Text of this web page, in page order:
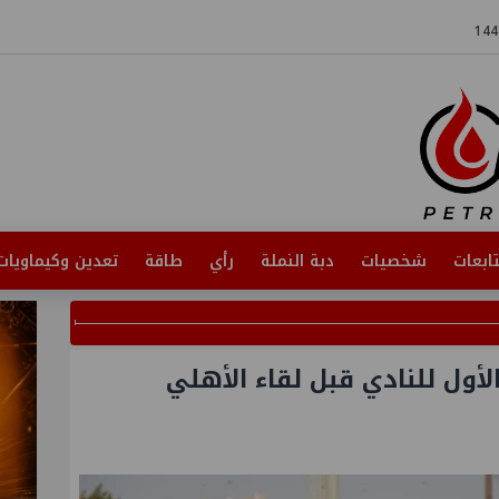
شخصيات دبة النملة رأي طاقة تعدين
للنادي قبل لقاء الأهلي